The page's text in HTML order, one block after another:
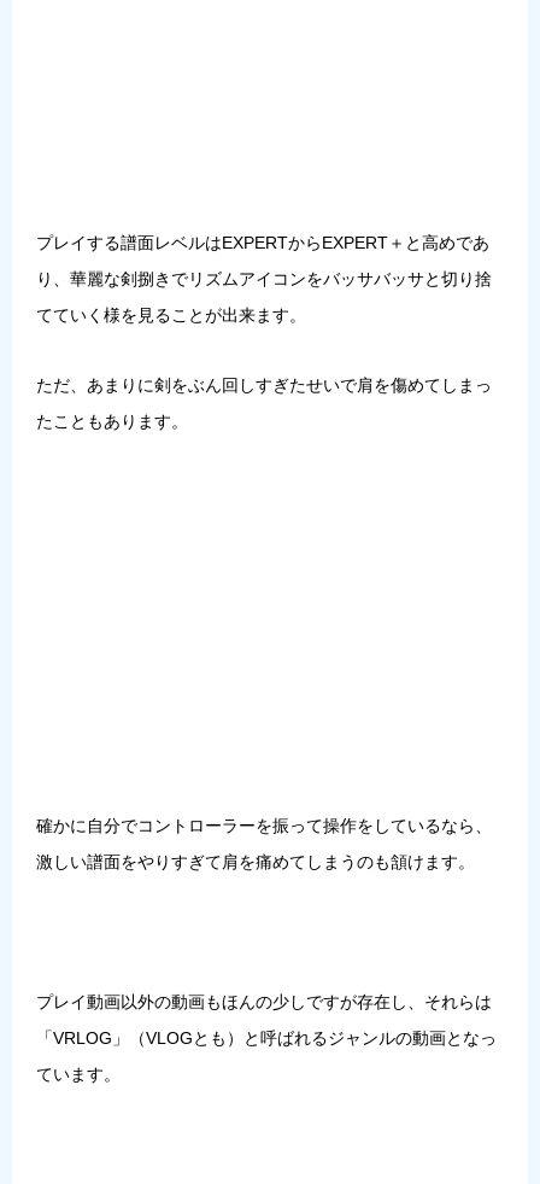
プレイする譜面レベルはEXPERTからEXPERT＋と高めであ
り、華麗な剣捌きでリズムアイコンをバッサバッサと切り捨
てていく様を見ることが出来ます。
ただ、 あまりに剣をぶん回しすぎたせいで肩を傷めてしまっ
たこともあります。
確かに自分でコントローラーを振って操作をしているなら、
激しい譜面をやりすぎて肩を痛めてしまうのも頷けます。
プレイ動画以外の動画もほんの少しですが存在し、それらは
「VRLOG 」（VLOGとも）と呼ばれるジャンルの動画となっ
ています。